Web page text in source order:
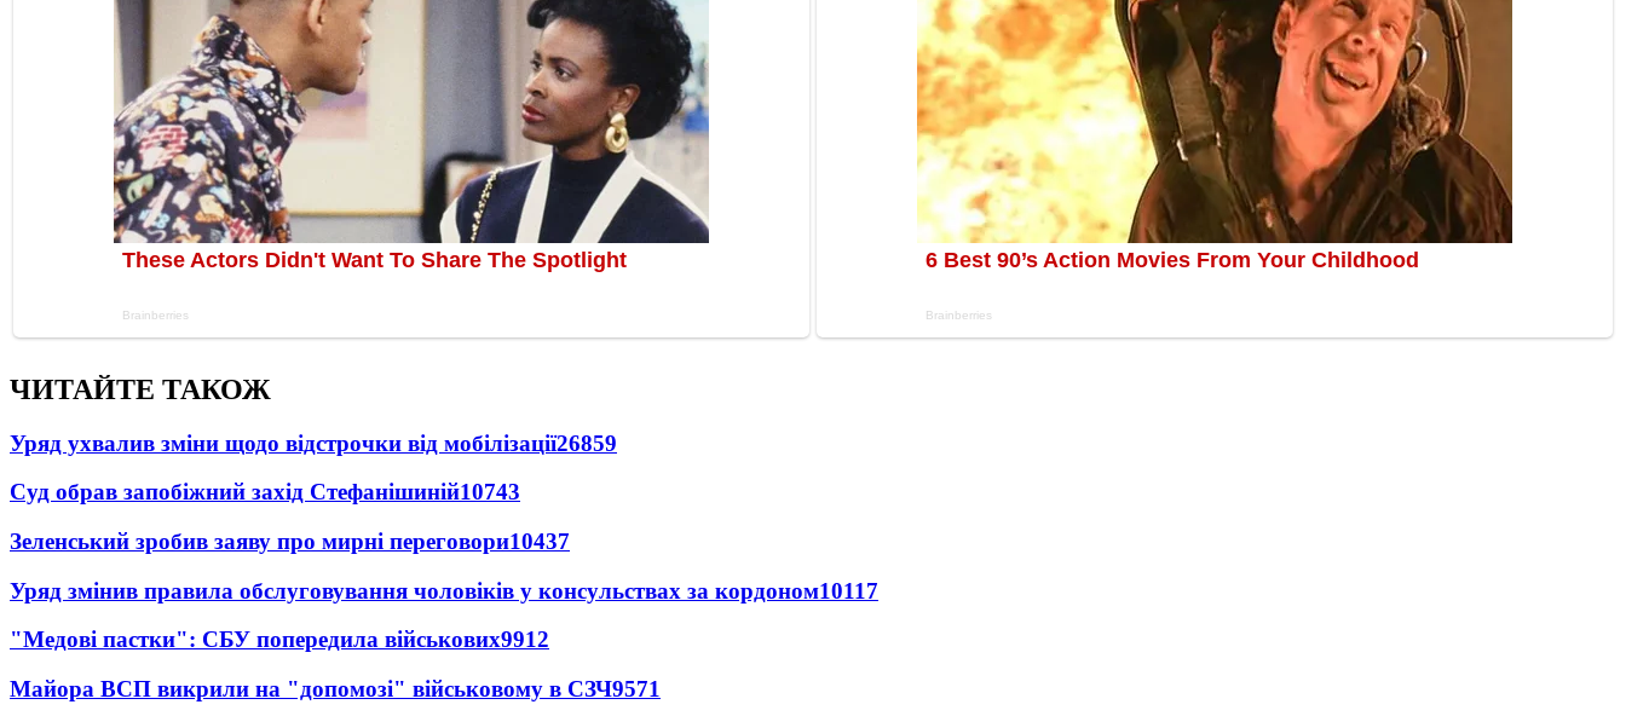
ЧИТАЙТЕ ТАКОЖ
Уряд ухвалив зміни щодо відстрочки від мобілізації26859
Суд обрав запобіжний захід Стефанішиній10743
Зеленський зробив заяву про мирні переговори10437
Уряд змінив правила обслуговування чоловіків у консульствах за кордоном10117
"Медові пастки": СБУ попередила військових9912
Майора ВСП викрили на "допомозі" військовому в СЗЧ9571